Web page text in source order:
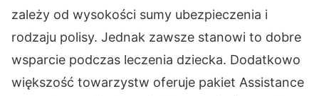
zależy od wysokości sumy ubezpieczenia i
rodzaju polisy. Jednak zawsze stanowi to dobre
wsparcie podczas leczenia dziecka. Dodatkowo
większość towarzystw oferuje pakiet Assistance